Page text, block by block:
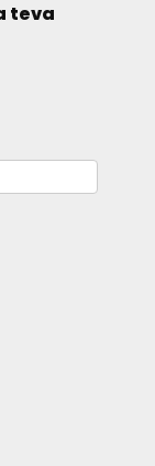
teva